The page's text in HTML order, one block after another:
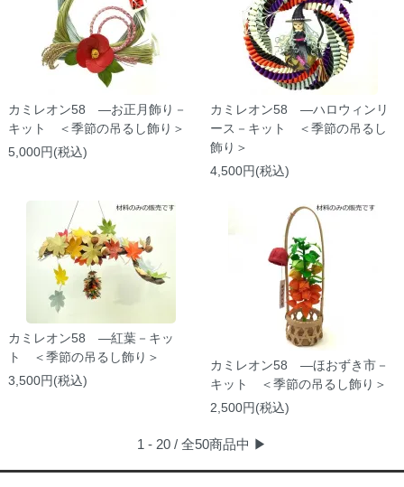
カミレオン58 ―お正月飾り－
キット ＜季節の吊るし飾り＞
5,000円(税込)
カミレオン58 ―ハロウィンリ
ース－キット ＜季節の吊るし
飾り＞
4,500円(税込)
カミレオン58 ―紅葉－キッ
ト ＜季節の吊るし飾り＞
3,500円(税込)
カミレオン58 ―ほおずき市－
キット ＜季節の吊るし飾り＞
2,500円(税込)
1 - 20 / 全50商品中 ▶